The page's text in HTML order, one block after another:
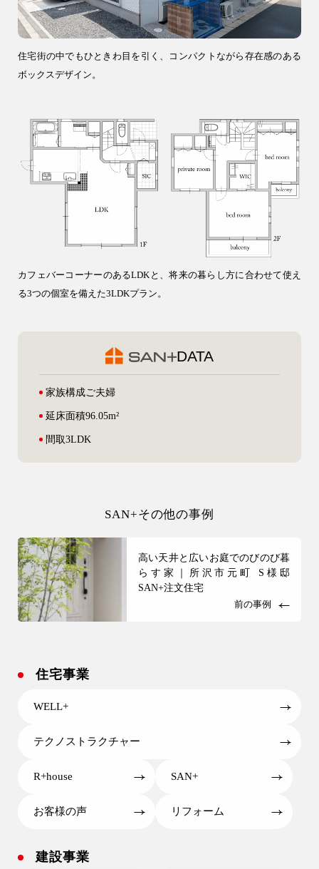
住宅街の中でもひときわ目を引く、コンパクトながら存在感のある
ボックスデザイン。
カフェバーコーナーのあるLDKと、将来の暮らし方に合わせて使え
る3つの個室を備えた3LDKプラン。
DATA
家族構成ご夫婦
延床面積96.05m²
間取3LDK
SAN+その他の事例
高い天井と広いお庭でのびのび暮
らす家｜所沢市元町 S様邸
SAN+注文住宅
前の事例
住宅事業
WELL+
テクノストラクチャー
R+house SAN+
お客様の声 リフォーム
建設事業
リフォーム
0120-37-7611
事業用
04-2968-5522